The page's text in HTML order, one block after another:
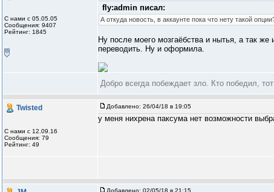
С нами с 05.05.05
Сообщения: 9407
Рейтинг: 1845
fly:admin писал:
А откуда новость, в аккаунте пока что нету такой
Ну после моего мозгаёбства и нытья, а так
переводить. Ну и оформила.
Добро всегда побеждает зло. Кто победил,
Twisted
С нами с 12.09.16
Сообщения: 79
Рейтинг: 49
Добавлено: 26/04/18 в 19:05
у меня нихрена паксума нет возможности
Добавлено: 02/05/18 в 21:15